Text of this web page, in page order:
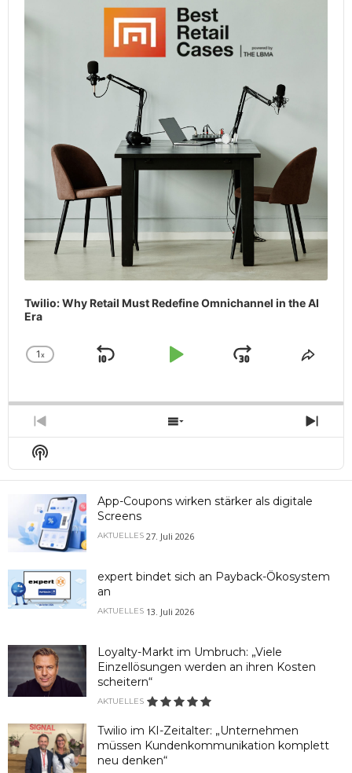
Twilio: Why Retail Must Redefine Omnichannel in the AI
Era
Change
1x
Skip
Play
Jump
Share
Previous
Episode
Show
Episodes
Next
Show
Podcast
Information
App-Coupons wirken stärker als digitale
Screens
AKTUELLES 27. Juli 2026
expert bindet sich an Payback-Ökosystem
an
AKTUELLES 13. Juli 2026
Loyalty-Markt im Umbruch: „Viele
Einzellösungen werden an ihren Kosten
scheitern“
AKTUELLES
Twilio im KI-Zeitalter: „Unternehmen
müssen Kundenkommunikation komplett
neu denken“